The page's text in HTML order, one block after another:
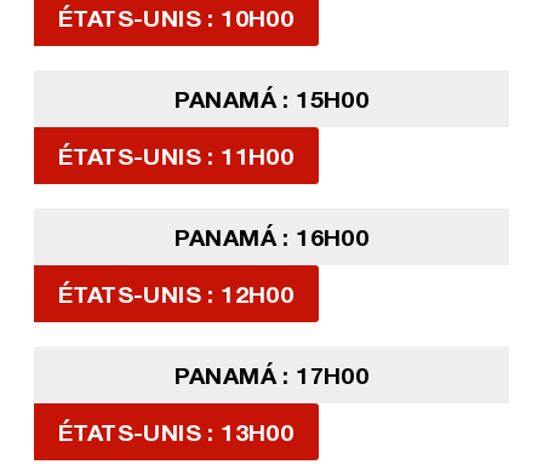
ÉTATS-UNIS : 10H00
PANAMÁ : 15H00
ÉTATS-UNIS : 11H00
PANAMÁ : 16H00
ÉTATS-UNIS : 12H00
PANAMÁ : 17H00
ÉTATS-UNIS : 13H00